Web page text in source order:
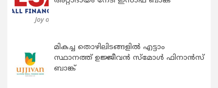
മികച്ച തൊഴിലിടങ്ങളിൽ എട്ടാം
സ്ഥാനത്ത് ഉജ്ജീവൻ സ്മോൾ ഫിനാൻസ്
ബാങ്ക്